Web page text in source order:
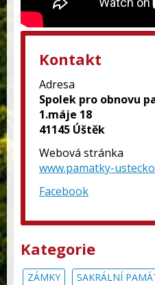
Kontakt
Adresa
Spolek pro obnovu
1.máje 18
41145 Úštěk
Webová stránka
www.pamatky-
Facebook
Kategorie
ZÁMKY SAKRÁLNÍ